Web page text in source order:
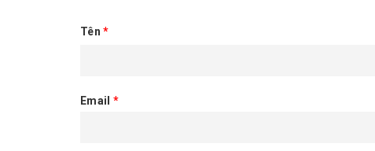
Tên *
Email *